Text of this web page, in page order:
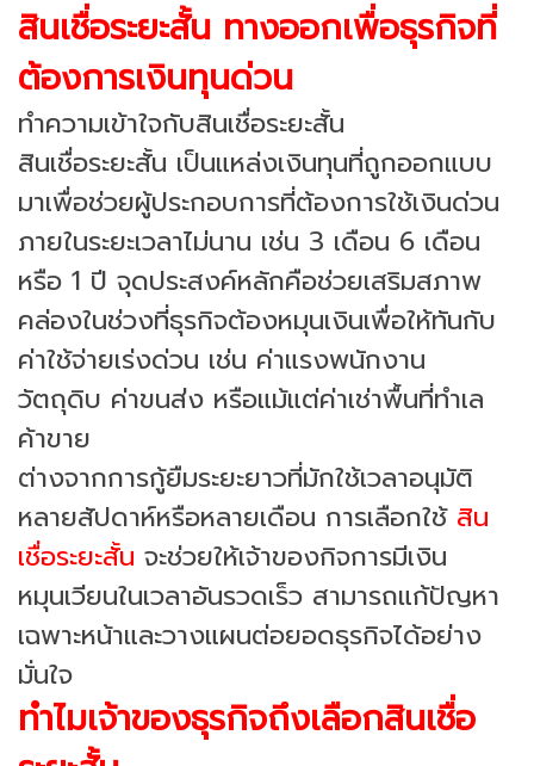
สินเชื่อระยะสั้น ทางออกเพื่อธุรกิจที่
ต้องการเงินทุนด่วน
ทำความเข้าใจกับสินเชื่อระยะสั้น
สินเชื่อระยะสั้น เป็นแหล่งเงินทุนที่ถูกออกแบบ
มาเพื่อช่วยผู้ประกอบการที่ต้องการใช้เงินด่วน
ภายในระยะเวลาไม่นาน เช่น 3 เดือน 6 เดือน
หรือ 1 ปี จุดประสงค์หลักคือช่วยเสริมสภาพ
คล่องในช่วงที่ธุรกิจต้องหมุนเงินเพื่อให้ทันกับ
ค่าใช้จ่ายเร่งด่วน เช่น ค่าแรงพนักงาน
วัตถุดิบ ค่าขนส่ง หรือแม้แต่ค่าเช่าพื้นที่ทำเล
ค้าขาย
ต่างจากการกู้ยืมระยะยาวที่มักใช้เวลาอนุมัติ
หลายสัปดาห์หรือหลายเดือน การเลือกใช้ สิน
เชื่อระยะสั้น จะช่วยให้เจ้าของกิจการมีเงิน
หมุนเวียนในเวลาอันรวดเร็ว สามารถแก้ปัญหา
เฉพาะหน้าและวางแผนต่อยอดธุรกิจได้อย่าง
มั่นใจ
ทำไมเจ้าของธุรกิจถึงเลือกสินเชื่อ